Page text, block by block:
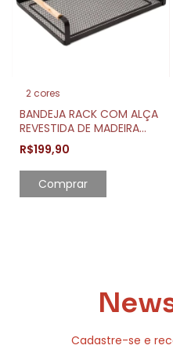
2 cores
BANDEJA RACK COM ALÇA
REVESTIDA DE MADEIRA
40CM X 30,7CM
R$199,90
Comprar
Cadastre-se e